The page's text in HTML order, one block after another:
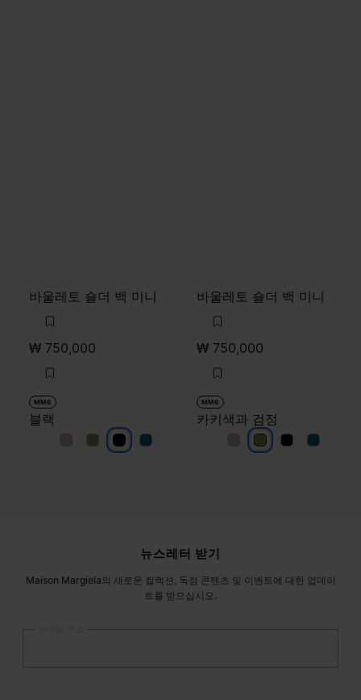
바울레토 숄더 백 미니
₩ 750,000
MM6
블랙
블랙 블랙 블랙
바울레토 숄더 백 미니
₩ 750,000
MM6
카키색과 검정
카키색과 검정
카키색과 검정
카키색과 검정
카키색
뉴스레터 받기
Maison Margiela의 새로운 컬렉션, 독점 콘텐츠 및 이벤트에 대한 업데이
트를 받으십시오.